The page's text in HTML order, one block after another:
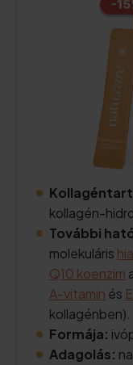
kollagén-
További
molekuláris
Q10 koenzim
A-vitamin és
kollagénben).
Formája:
Adagolás: